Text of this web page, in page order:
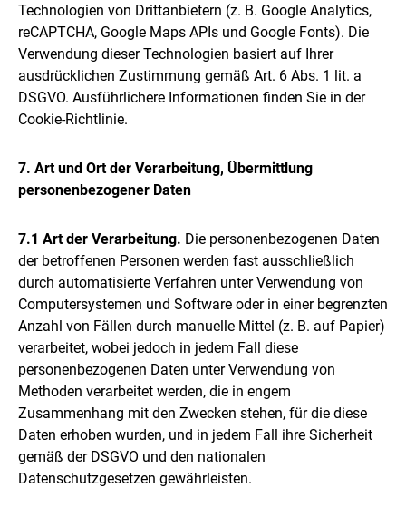
Technologien von Drittanbietern (z. B. Google Analytics,
reCAPTCHA, Google Maps APIs und Google Fonts). Die
Verwendung dieser Technologien basiert auf Ihrer
ausdrücklichen Zustimmung gemäß Art. 6 Abs. 1 lit. a
DSGVO. Ausführlichere Informationen finden Sie in der
Cookie-Richtlinie.
7. Art und Ort der Verarbeitung, Übermittlung
personenbezogener Daten
7.1 Art der Verarbeitung. Die personenbezogenen Daten
der betroffenen Personen werden fast ausschließlich
durch automatisierte Verfahren unter Verwendung von
Computersystemen und Software oder in einer begrenzten
Anzahl von Fällen durch manuelle Mittel (z. B. auf Papier)
verarbeitet, wobei jedoch in jedem Fall diese
personenbezogenen Daten unter Verwendung von
Methoden verarbeitet werden, die in engem
Zusammenhang mit den Zwecken stehen, für die diese
Daten erhoben wurden, und in jedem Fall ihre Sicherheit
gemäß der DSGVO und den nationalen
Datenschutzgesetzen gewährleisten.